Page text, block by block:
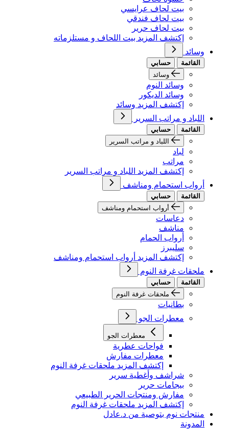
بيت لحاف عرايسي
بيت لحاف فندقي
بيت لحاف حرير
إكتشف المزيد بيت اللحاف و مستلزماته
وسائد
القائمة
حسابي
وسائد
وسائد النوم
وسائد الديكور
إكتشف المزيد وسائد
اللباد و مراتب السرير
القائمة
حسابي
اللباد و مراتب السرير
لباد
مراتب
إكتشف المزيد اللباد و مراتب السرير
أرواب استحمام ومناشف
القائمة
حسابي
أرواب استحمام ومناشف
دعاسات
مناشف
أرواب الحمام
سليبرز
إكتشف المزيد أرواب استحمام ومناشف
ملحقات غرفة النوم
القائمة
حسابي
ملحقات غرفة النوم
بطانيات
معطرات الجو
معطرات الجو
فواحات عطرية
معطرات مفارش
إكتشف المزيد ملحقات غرفة النوم
شراشف وأغطية سرير
بيجامات حرير
مفارش ومنتجات الحرير الطبيعي
إكتشف المزيد ملحقات غرفة النوم
منتجات نوم بتوصية من د.عادل
المدونة